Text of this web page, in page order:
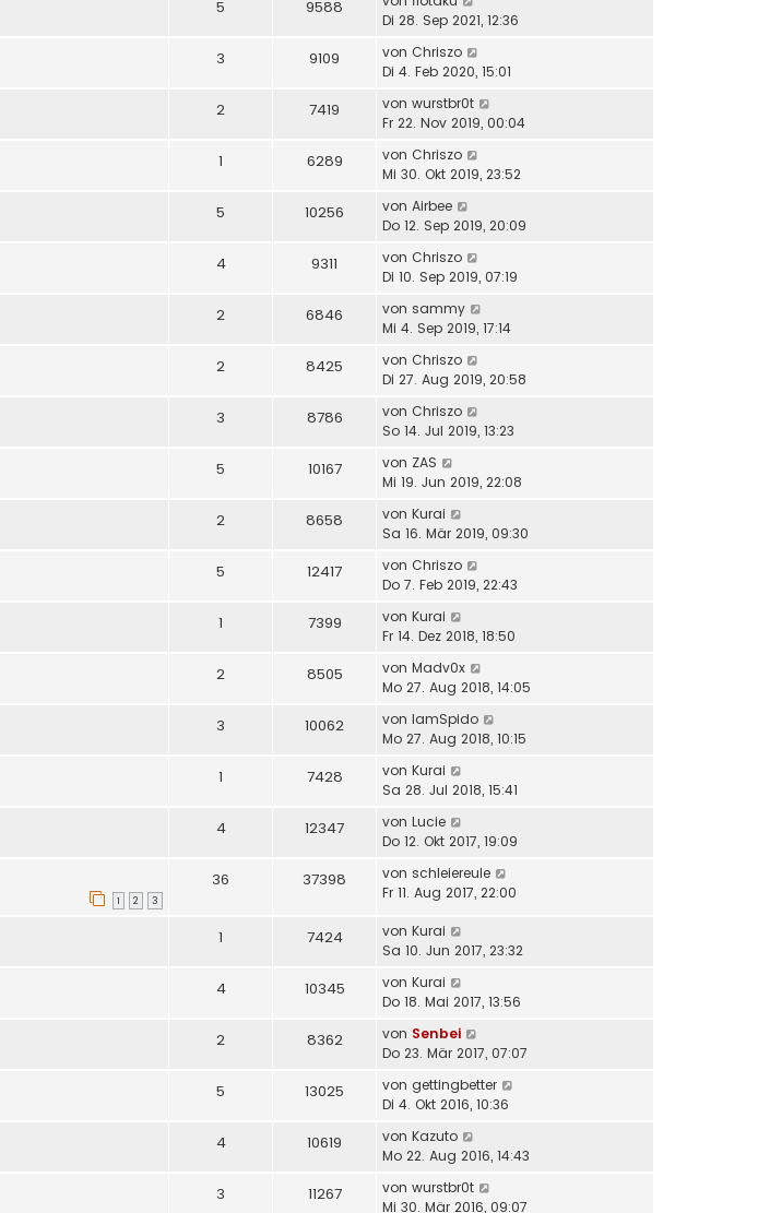
5 9588
Di 28. Sep 2021, 12:36
3 9109 von Chriszo
Di 4. Feb 2020, 15:01
2 7419 von wurstbr0t
Fr 22. Nov 2019, 00:04
1 6289 von Chriszo
Mi 30. Okt 2019, 23:52
5 10256 von Airbee
Do 12. Sep 2019, 20:09
4 9311 von Chriszo
Di 10. Sep 2019, 07:19
2 6846 von sammy
Mi 4. Sep 2019, 17:14
2 8425 von Chriszo
Di 27. Aug 2019, 20:58
3 8786 von Chriszo
So 14. Jul 2019, 13:23
5 10167 von ZAS
Mi 19. Jun 2019, 22:08
2 8658 von Kurai
Sa 16. Mär 2019, 09:30
5 12417 von Chriszo
Do 7. Feb 2019, 22:43
1 7399 von Kurai
Fr 14. Dez 2018, 18:50
2 8505 von Madv0x
Mo 27. Aug 2018, 14:05
3 10062 von IamSpido
Mo 27. Aug 2018, 10:15
1 7428 von Kurai
Sa 28. Jul 2018, 15:41
4 12347 von Lucie
Do 12. Okt 2017, 19:09
1 2 3
36 37398 von schleiereule
Fr 11. Aug 2017, 22:00
1 7424 von Kurai
Sa 10. Jun 2017, 23:32
4 10345 von Kurai
Do 18. Mai 2017, 13:56
2 8362 von Senbei
Do 23. Mär 2017, 07:07
5 13025 von gettingbetter
Di 4. Okt 2016, 10:36
4 10619 von Kazuto
Mo 22. Aug 2016, 14:43
3 11267 von wurstbr0t
Mi 30. Mär 2016, 09:07